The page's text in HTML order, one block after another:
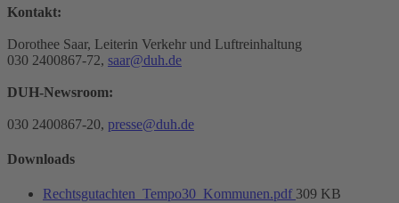
Kontakt:
Dorothee Saar, Leiterin Verkehr und Luftreinhaltung
030 2400867-72, saar@duh.de
DUH-Newsroom:
030 2400867-20, presse@duh.de
Downloads
Rechtsgutachten_Tempo30_Kommunen.pdf 309 KB